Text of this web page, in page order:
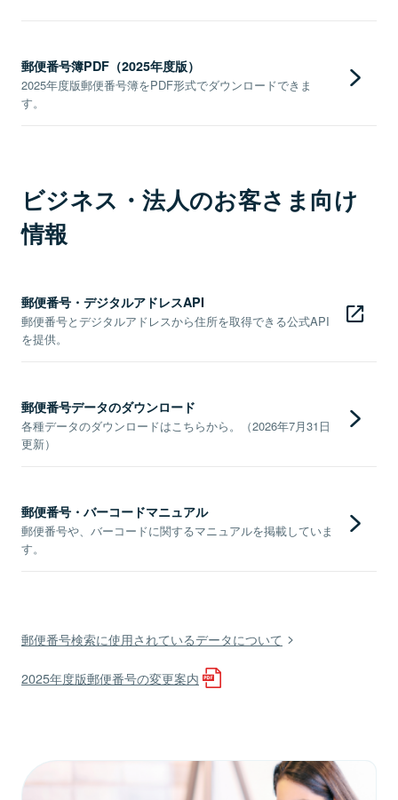
郵便番号簿PDF（2025年度版）
2025年度版郵便番号簿をPDF形式でダウンロードできま
す。
ビジネス・法人のお客さま向け
情報
郵便番号・デジタルアドレスAPI
郵便番号とデジタルアドレスから住所を取得できる公式API
を提供。
郵便番号データのダウンロード
各種データのダウンロードはこちらから。（2026年7月31日
更新）
郵便番号・バーコードマニュアル
郵便番号や、バーコードに関するマニュアルを掲載していま
す。
郵便番号検索に使用されているデータについて
2025年度版郵便番号の変更案内